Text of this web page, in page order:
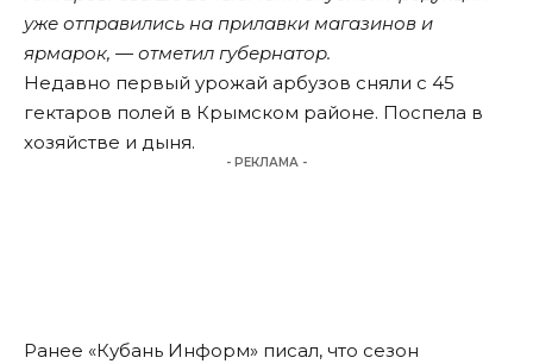
уже отправились на прилавки магазинов и
ярмарок, — отметил губернатор.
Недавно первый урожай арбузов сняли с 45
гектаров полей в Крымском районе. Поспела в
хозяйстве и дыня.
- РЕКЛАМА -
Ранее «Кубань Информ» писал, что сезон